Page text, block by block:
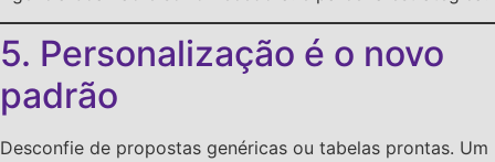
5. Personalização é o novo
padrão
Desconfie de propostas genéricas ou tabelas prontas. Um